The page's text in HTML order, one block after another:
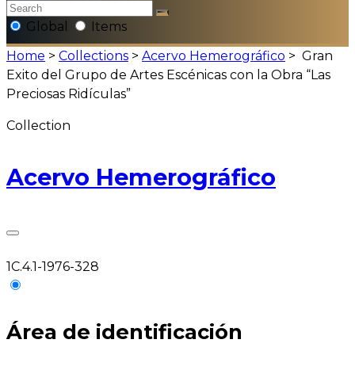
Global
Items
Home > Collections > Acervo Hemerográfico > Gran
Exito del Grupo de Artes Escénicas con la Obra “Las
Preciosas Ridículas”
Collection
Acervo Hemerográfico
1C.4.1-1976-328
Área de identificación